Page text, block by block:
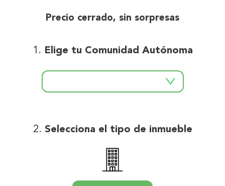
Precio cerrado, sin sorpresas
Elige tu Comunidad Autónoma
Selecciona el tipo de inmueble